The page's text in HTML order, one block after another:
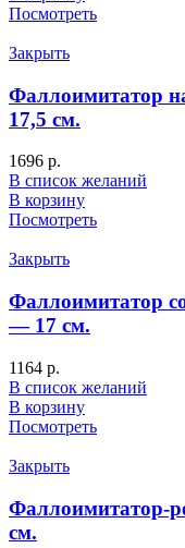
Посмотреть
Закрыть
Фаллоимитатор
17,5 см.
1696 р.
В список желаний
В корзину
Посмотреть
Закрыть
Фаллоимитатор
— 17 см.
1164 р.
В список желаний
В корзину
Посмотреть
Закрыть
Фаллоимитатор-
см.